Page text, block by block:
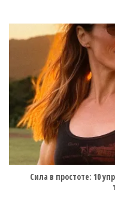
Сила в простоте: 10